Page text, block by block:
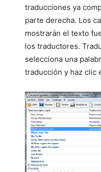
traducciones ya
parte derecha. Los
mostrarán el texto
los traductores.
selecciona una
traducción y haz clic